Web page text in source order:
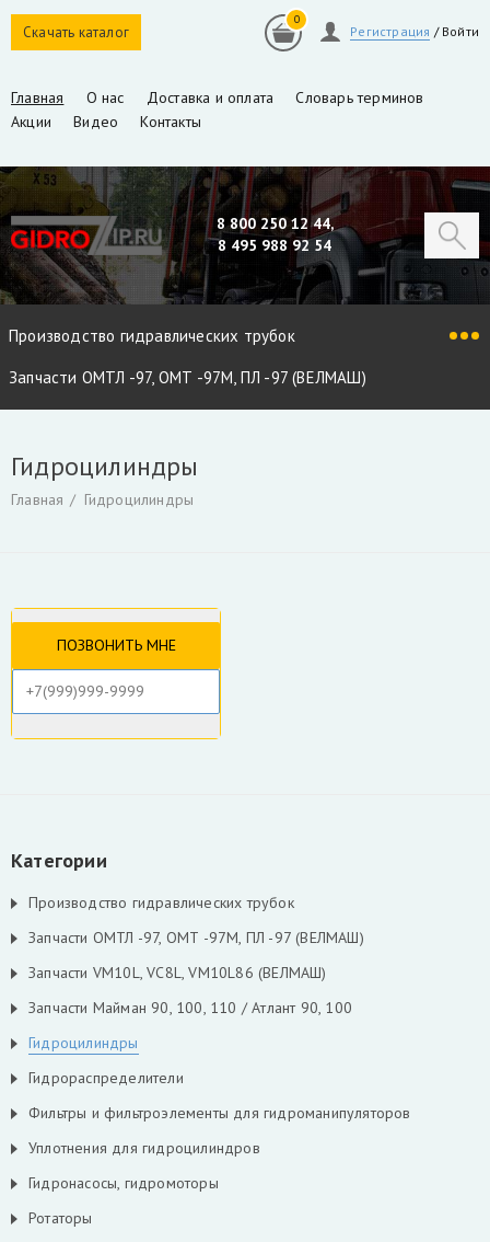
Скачать каталог Регистрация / Войти
0
Главная О нас Доставка и оплата
Словарь терминов
Акции
Видео Контакты
8 800 250 12 44,
8 495 988 92 54
Производство гидравлических трубок
Запчасти ОМТЛ -97, ОМТ -97М, ПЛ -97 (ВЕЛМАШ)
Запчасти Майман 90, 100, 110 / Атлант 90, 100
Гидроцилиндры
Гидрораспределители
Ротаторы
Захват для леса и лома
Коробка отбора мощности КАМАЗ и другие
РВД производство, ремонт, продажа
Гидроцилиндры
Главная Гидроцилиндры
Категории
Производство гидравлических трубок
Запчасти ОМТЛ -97, ОМТ -97М, ПЛ -97 (ВЕЛМАШ)
Запчасти VM10L, VC8L, VM10L86 (ВЕЛМАШ)
Запчасти Майман 90, 100, 110 / Атлант 90, 100
Гидроцилиндры
Гидрораспределители
Фильтры и фильтроэлементы для гидроманипуляторов
Уплотнения для гидроцилиндров
Гидронасосы, гидромоторы
Ротаторы